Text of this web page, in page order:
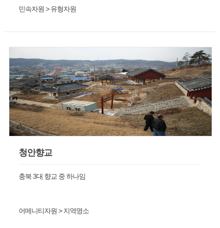
민속자원 > 유형자원
청안향교
충북 3대 향교 중 하나임
어메니티자원 > 지역명소